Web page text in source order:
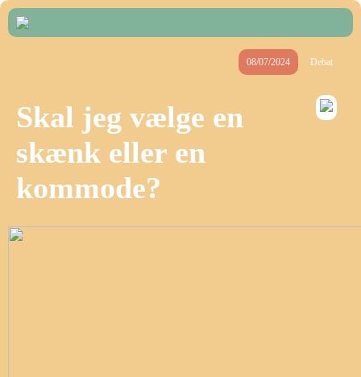
08/07/2024 Debat
Skal jeg vælge en
skænk eller en
kommode?